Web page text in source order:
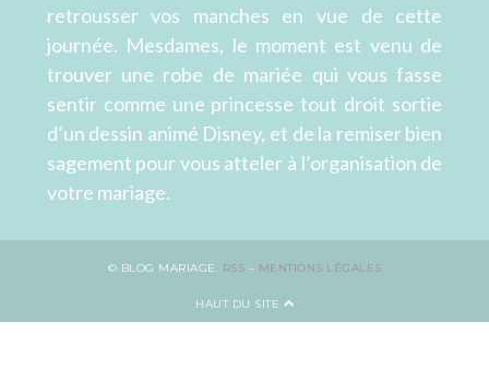
retrousser vos manches en vue de cette
journée. Mesdames, le moment est venu de
trouver une robe de mariée qui vous fasse
sentir comme une princesse tout droit sortie
d’un dessin animé Disney, et de la remiser bien
sagement pour vous atteler à l’organisation de
votre mariage.
© BLOG MARIAGE. RSS – MENTIONS LÉGALES
HAUT DU SITE